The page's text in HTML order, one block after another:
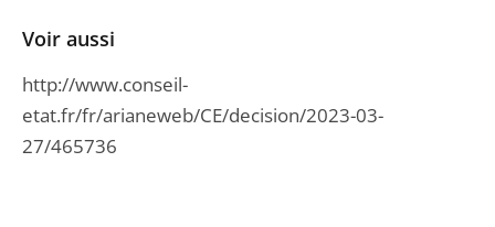
Voir aussi
http://www.conseil-
etat.fr/fr/arianeweb/CE/decision/2023-03-
27/465736